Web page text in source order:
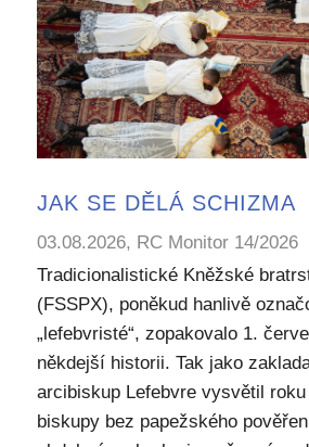
JAK SE DĚLÁ SCHIZMA
03.08.2026, RC Monitor 14/2026
Tradicionalistické Kněžské
(FSSPX), poněkud hanlivě
„lefebvristé“, zopakovalo 1.
někdejší historii. Tak jako
arcibiskup Lefebvre vysvětil
biskupy bez papežského